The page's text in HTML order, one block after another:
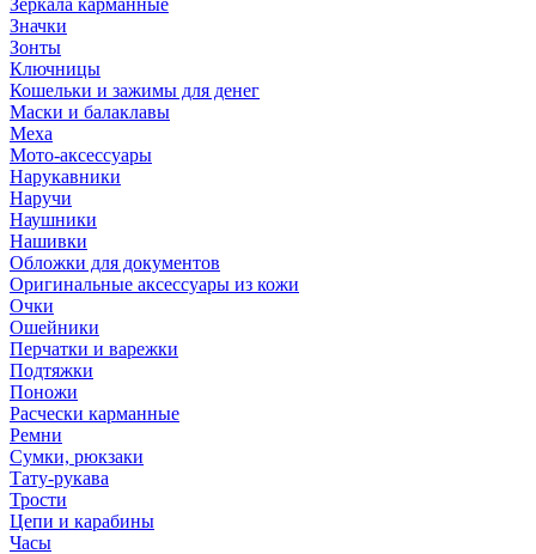
Зеркала карманные
Значки
Зонты
Ключницы
Кошельки и зажимы для денег
Маски и балаклавы
Меха
Мото-аксессуары
Нарукавники
Наручи
Наушники
Нашивки
Обложки для документов
Оригинальные аксессуары из кожи
Очки
Ошейники
Перчатки и варежки
Подтяжки
Поножи
Расчески карманные
Ремни
Сумки, рюкзаки
Тату-рукава
Трости
Цепи и карабины
Часы